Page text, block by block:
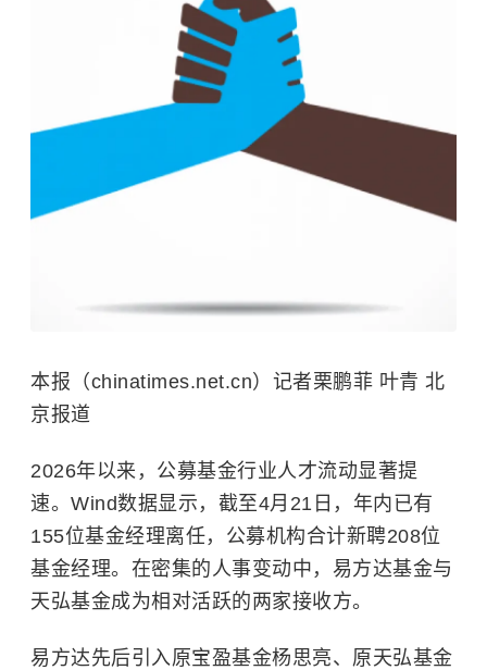
本报（chinatimes.net.cn）记者栗鹏菲 叶青 北
京报道
2026年以来，公募基金行业人才流动显著提
速。Wind数据显示，截至4月21日，年内已有
155位基金经理离任，公募机构合计新聘208位
基金经理。在密集的人事变动中，易方达基金与
天弘基金成为相对活跃的两家接收方。
易方达先后引入原宝盈基金杨思亮、原天弘基金